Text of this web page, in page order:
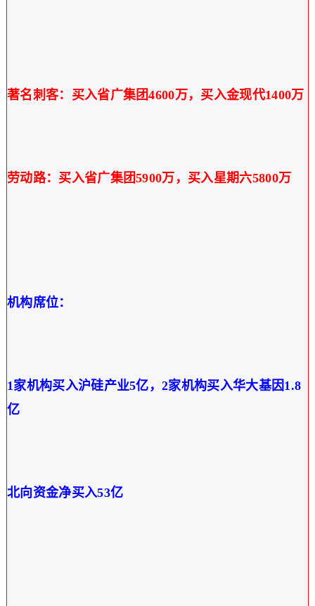
著名刺客：买入省广集团4600万，买入金现代1400万
劳动路：买入省广集团5900万，买入星期六5800万
机构席位：
1家机构买入沪硅产业5亿，2家机构买入华大基因1.8
亿
北向资金净买入53亿